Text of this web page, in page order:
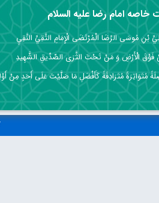
خاصه امام رضا علیه السلام
بْنِ مُوسَى الرِّضَا الْمُرْتَضَى الْإِمَامِ التَّقِيِّ النَّقِيِ
الْأَرْضِ وَ مَنْ تَحْتَ الثَّرَى الصِّدِّيقِ الشَّهِيدِ
مُتَوَاتِرَةً مُتَرَادِفَةً كَأَفْضَلِ مَا صَلَّيْتَ عَلَى أَحَدٍ مِنْ